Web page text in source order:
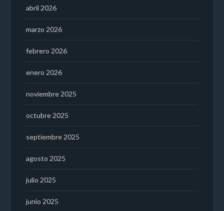
abril 2026
marzo 2026
febrero 2026
enero 2026
noviembre 2025
octubre 2025
septiembre 2025
agosto 2025
julio 2025
junio 2025